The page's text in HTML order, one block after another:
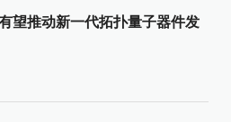
望推动新一代拓扑量子器件发